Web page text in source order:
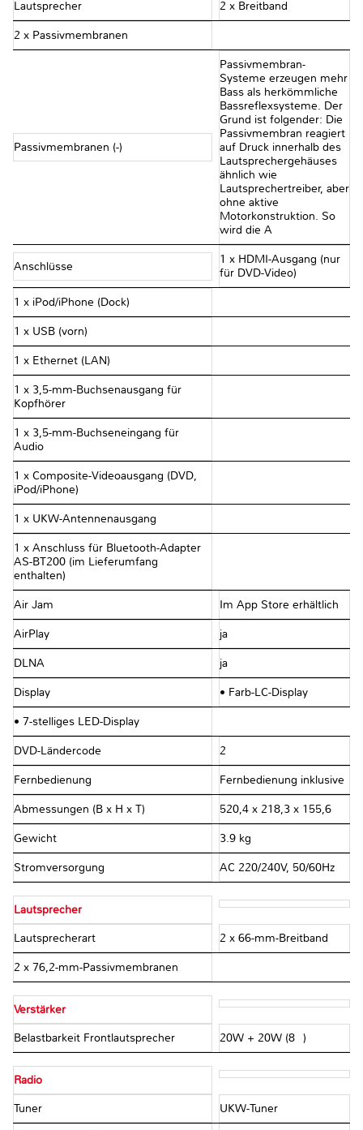
Lautsprecher 2 x Breitband
2 x Passivmembranen
Passivmembranen (-)
Passivmembran-
Systeme erzeugen mehr
Bass als herkömmliche
Bassreflexsysteme. Der
Grund ist folgender: Die
Passivmembran reagiert
auf Druck innerhalb des
Lautsprechergehäuses
ähnlich wie
Lautsprechertreiber, aber
ohne aktive
Motorkonstruktion. So
wird die A
Anschlüsse
1 x HDMI-Ausgang (nur
für DVD-Video)
1 x iPod/iPhone (Dock)
1 x USB (vorn)
1 x Ethernet (LAN)
1 x 3,5-mm-Buchsenausgang für
Kopfhörer
1 x 3,5-mm-Buchseneingang für
Audio
1 x Composite-Videoausgang (DVD,
iPod/iPhone)
1 x UKW-Antennenausgang
1 x Anschluss für Bluetooth-Adapter
AS-BT200 (im Lieferumfang
enthalten)
Air Jam Im App Store erhältlich
AirPlay ja
DLNA ja
Display • Farb-LC-Display
• 7-stelliges LED-Display
DVD-Ländercode 2
Fernbedienung Fernbedienung inklusive
Abmessungen (B x H x T) 520,4 x 218,3 x 155,6
Gewicht 3.9 kg
Stromversorgung AC 220/240V, 50/60Hz
Lautsprecher
Lautsprecherart 2 x 66-mm-Breitband
2 x 76,2-mm-Passivmembranen
Verstärker
Belastbarkeit Frontlautsprecher 20W + 20W (8Ω)
Radio
Tuner UKW-Tuner